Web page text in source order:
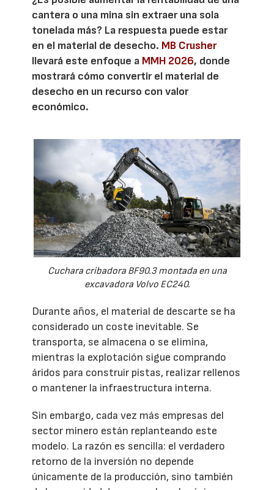
cantera o una mina sin extraer una sola
tonelada más? La respuesta puede estar
en el material de desecho. MB Crusher
llevará este enfoque a MMH 2026, donde
mostrará cómo convertir el material de
desecho en un recurso con valor
económico.
Cuchara cribadora BF90.3 montada en una
excavadora Volvo EC240.
Durante años, el material de descarte se ha
considerado un coste inevitable. Se
transporta, se almacena o se elimina,
mientras la explotación sigue comprando
áridos para construir pistas, realizar rellenos
o mantener la infraestructura interna.
Sin embargo, cada vez más empresas del
sector minero están replanteando este
modelo. La razón es sencilla: el verdadero
retorno de la inversión no depende
únicamente de la producción, sino también